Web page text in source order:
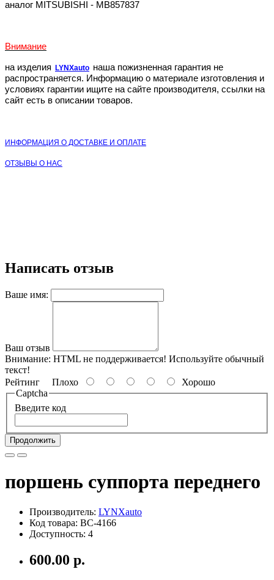
аналог MITSUBISHI - MB857837
Внимание
на изделия
LYNXauto наша пожизненная гарантия не
распространяется. Информацию о материале изготовления и
условиях гарантии ищите на сайте производителя, ссылки на
сайт есть в описании товаров.
ИНФОРМАЦИЯ О ДОСТАВКЕ И ОПЛАТЕ
ОТЗЫВЫ О НАС
Написать отзыв
Ваше имя:
Ваш отзыв
Внимание: HTML не поддерживается! Используйте обычный
текст!
Рейтинг Плохо
Хорошо
Captcha
Введите код
Продолжить
поршень суппорта переднего
Производитель: LYNXauto
Код товара: BC-4166
Доступность: 4
600.00 р.